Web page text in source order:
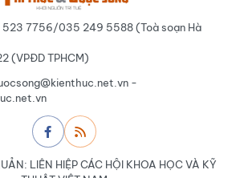
523 7756/035 249 5588 (Toà soạn Hà
(VPĐD TPHCM)
-
LIÊN HIỆP CÁC HỘI KHOA HỌC VÀ KỸ